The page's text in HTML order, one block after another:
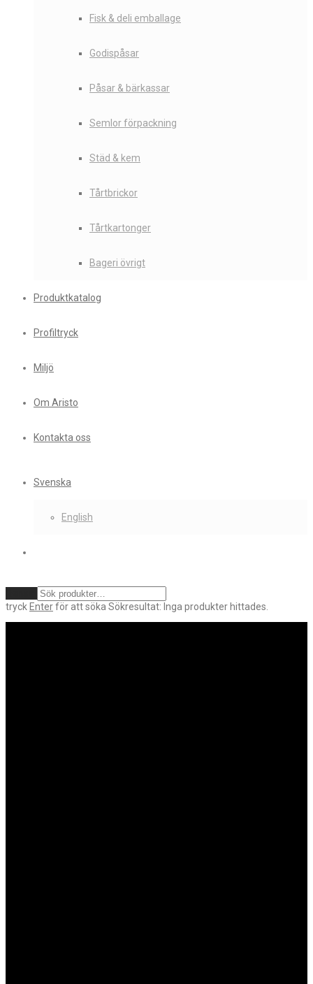
Fisk & deli emballage
Godispåsar
Påsar & bärkassar
Semlor förpackning
Städ & kem
Tårtbrickor
Tårtkartonger
Bageri övrigt
Produktkatalog
Profiltryck
Miljö
Om Aristo
Kontakta oss
Svenska
English
tryck Enterför att söka Sökresultat: Inga produkter hittades.